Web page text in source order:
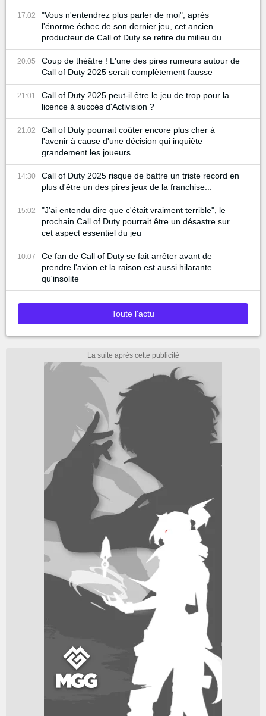
17:02
"Vous n'entendrez plus parler de moi", après
l'énorme échec de son dernier jeu, cet ancien
producteur de Call of Duty se retire du milieu du
gaming
20:05
Coup de théâtre ! L'une des pires rumeurs autour de
Call of Duty 2025 serait complètement fausse
21:01
Call of Duty 2025 peut-il être le jeu de trop pour la
licence à succès d'Activision ?
21:02
Call of Duty pourrait coûter encore plus cher à
l'avenir à cause d'une décision qui inquiète
grandement les joueurs...
14:30
Call of Duty 2025 risque de battre un triste record en
plus d'être un des pires jeux de la franchise...
15:02
"J'ai entendu dire que c'était vraiment terrible", le
prochain Call of Duty pourrait être un désastre sur
cet aspect essentiel du jeu
10:07
Ce fan de Call of Duty se fait arrêter avant de
prendre l'avion et la raison est aussi hilarante
qu'insolite
Toute l'actu